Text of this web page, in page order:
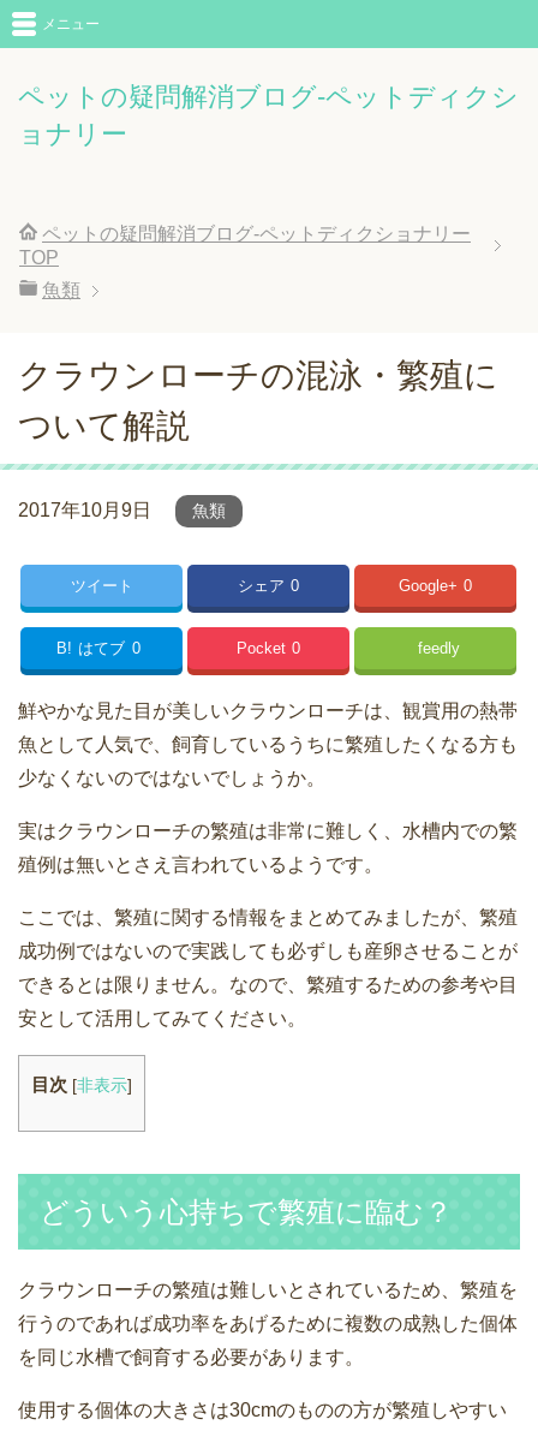
ペットの疑問解消ブログ-ペットディクシ
ョナリー
メニュー
ペットの疑問解消ブログ-ペットディクショナリー
TOP
魚類
クラウンローチの混泳・繁殖に
ついて解説
2017年10月9日 魚類
ツイート シェア 0 Google+ 0
B! はてブ 0 Pocket 0 feedly
鮮やかな見た目が美しいクラウンローチは、観賞用の熱帯
魚として人気で、飼育しているうちに繁殖したくなる方も
少なくないのではないでしょうか。
実はクラウンローチの繁殖は非常に難しく、水槽内での繁
殖例は無いとさえ言われているようです。
ここでは、繁殖に関する情報をまとめてみましたが、繁殖
成功例ではないので実践しても必ずしも産卵させることが
できるとは限りません。なので、繁殖するための参考や目
安として活用してみてください。
目次 [非表示]
どういう心持ちで繁殖に臨む？
クラウンローチの繁殖は難しいとされているため、繁殖を
行うのであれば成功率をあげるために複数の成熟した個体
を同じ水槽で飼育する必要があります。
使用する個体の大きさは30cmのものの方が繁殖しやすい